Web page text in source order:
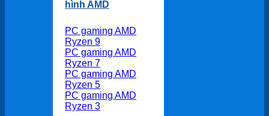
hình AMD
PC gaming AMD
Ryzen 9
PC gaming AMD
Ryzen 7
PC gaming AMD
Ryzen 5
PC gaming AMD
Ryzen 3